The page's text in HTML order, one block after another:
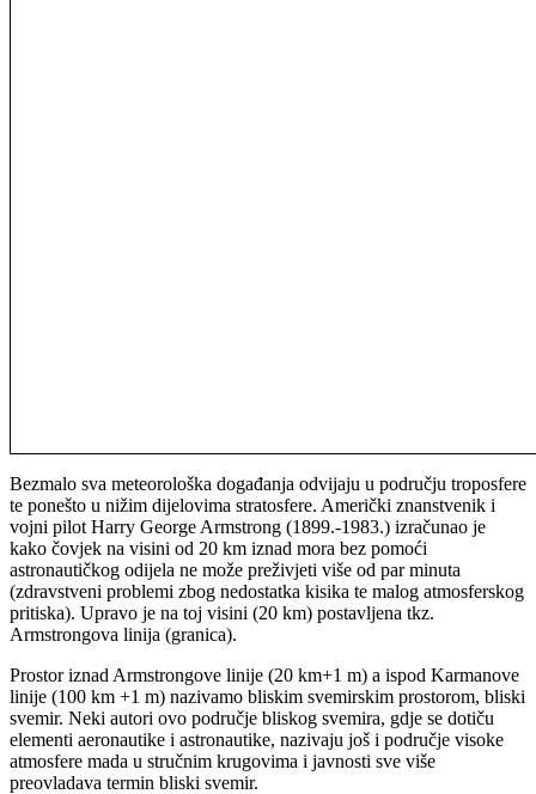
Bezmalo sva meteorološka događanja odvijaju u području troposfere
te ponešto u nižim dijelovima stratosfere. Američki znanstvenik i
vojni pilot Harry George Armstrong (1899.-1983.) izračunao je
kako čovjek na visini od 20 km iznad mora bez pomoći
astronautičkog odijela ne može preživjeti više od par minuta
(zdravstveni problemi zbog nedostatka kisika te malog atmosferskog
pritiska). Upravo je na toj visini (20 km) postavljena tkz.
Armstrongova linija (granica).
Prostor iznad Armstrongove linije (20 km+1 m) a ispod Karmanove
linije (100 km +1 m) nazivamo bliskim svemirskim prostorom, bliski
svemir. Neki autori ovo područje bliskog svemira, gdje se dotiču
elementi aeronautike i astronautike, nazivaju još i područje visoke
atmosfere mada u stručnim krugovima i javnosti sve više
preovladava termin bliski svemir.